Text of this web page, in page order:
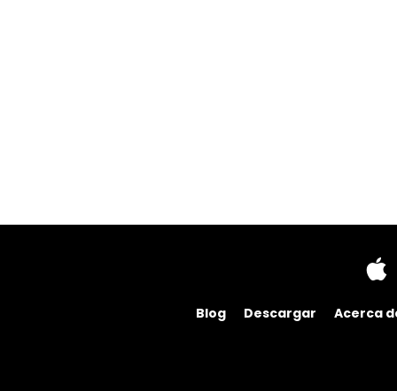
Blog Descargar Acerca